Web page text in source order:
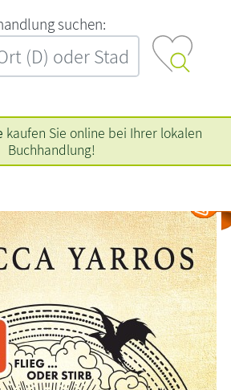
‍s‍u‍c‍h‍e‍n‍:‍
kaufen Sie online bei Ihrer lokalen
Buchhandlung!